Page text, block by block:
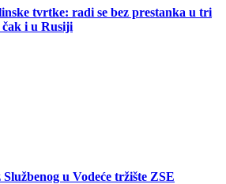
tvrtke: radi se bez prestanka u tri
čak i u Rusiji
u Vodeće tržište ZSE